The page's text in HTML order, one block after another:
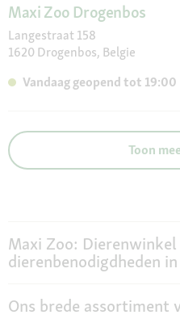
Maxi Zoo Drogenbos
Langestraat 158
1620 Drogenbos, Belgie
Vandaag geopend tot 19:00
Toon
Maxi Zoo:
dierenbenodigdheden
Ons brede assortiment